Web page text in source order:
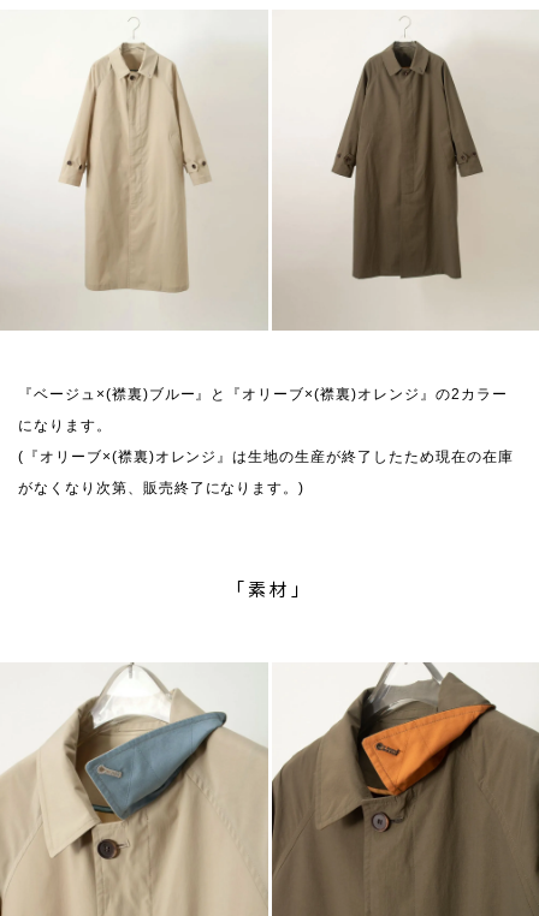
『ベージュ×(襟裏)ブルー』と『オリーブ×(襟裏)オレンジ』の2カラー
になります。
(『オリーブ×(襟裏)オレンジ』は生地の生産が終了したため現在の在庫
がなくなり次第、販売終了になります。)
「素材」